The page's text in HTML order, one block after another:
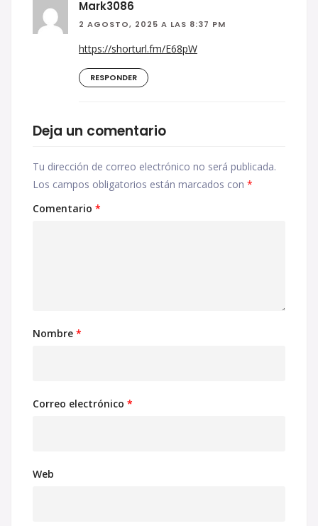
Mark3086
2 AGOSTO, 2025 A LAS 8:37 PM
https://shorturl.fm/E68pW
RESPONDER
Deja un comentario
Tu dirección de correo electrónico no será publicada.
Los campos obligatorios están marcados con *
Comentario *
Nombre *
Correo electrónico *
Web